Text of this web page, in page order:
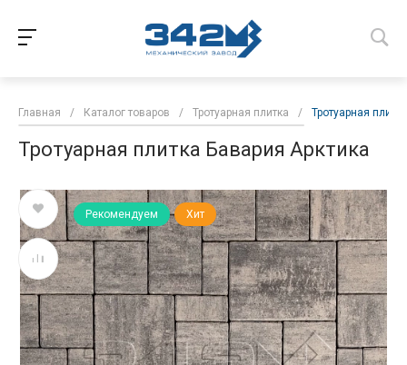
Главная / Каталог товаров / Тротуарная плитка / Тротуарная
Тротуарная плитка Бавария Арктика
Рекомендуем Хит